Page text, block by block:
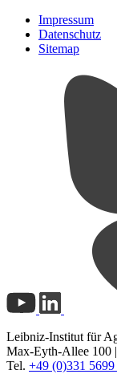
Impressum
Datenschutz
Sitemap
Leibniz-Institut für
Max-Eyth-Allee 100
Tel. +49 (0)331 5699